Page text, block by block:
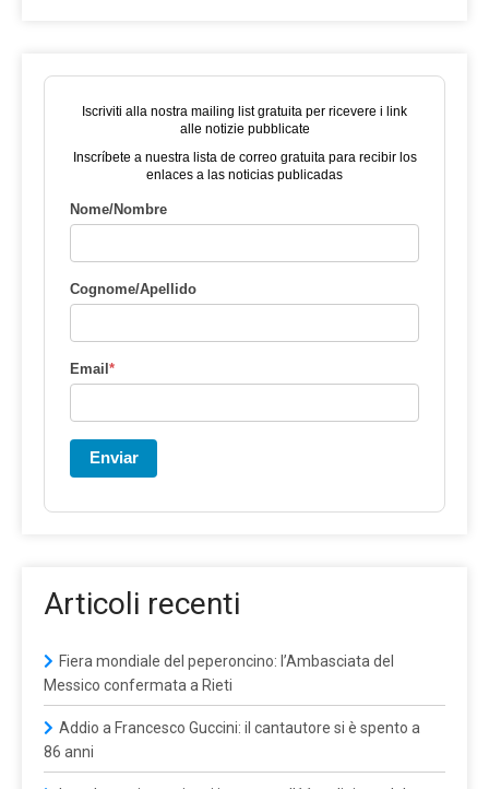
Iscriviti alla nostra mailing list gratuita per ricevere i link
alle notizie pubblicate
Inscríbete a nuestra lista de correo gratuita para recibir los
enlaces a las noticias publicadas
Nome/Nombre
Cognome/Apellido
Email*
Enviar
Articoli recenti
Fiera mondiale del peperoncino: l’Ambasciata del
Messico confermata a Rieti
Addio a Francesco Guccini: il cantautore si è spento a
86 anni